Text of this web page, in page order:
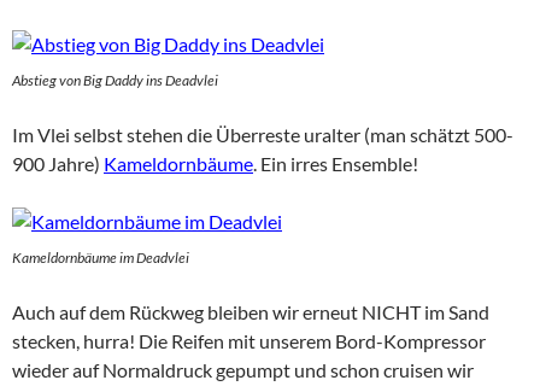
Abstieg von Big Daddy ins Deadvlei
Im Vlei selbst stehen die Überreste uralter (man schätzt 500-
900 Jahre) Kameldornbäume. Ein irres Ensemble!
Kameldornbäume im Deadvlei
Auch auf dem Rückweg bleiben wir erneut NICHT im Sand
stecken, hurra! Die Reifen mit unserem Bord-Kompressor
wieder auf Normaldruck gepumpt und schon cruisen wir